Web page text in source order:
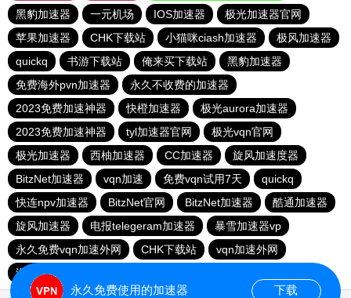
黑豹加速器
一元机场 IOS加速器
极光加速器官网
苹果加速器
CHK下载站 小猫咪ciash加速器
极风加速器
quickq
书游下载站 俺来买下载站
黑豹加速器
免费海外pvn加速器
永久不收费的加速器
2023免费加速神器
快橙加速器
极光aurora加速器
2023免费加速神器
tyl加速器官网
极光vqn官网
极光加速器
西柚加速器 CC加速器
旋风加速度器
BitzNet加速器
vqn加速 免费vqn试用7天
quickq
快连npv加速器
BitzNet官网 BitzNet加速器
酷通加速器
旋风加速器
电报telegeram加速器
暴雪加速器vp
永久免费vqn加速外网
CHK下载站
vqn加速外网
海鸥下载站
永久免费使用的加速器 下载